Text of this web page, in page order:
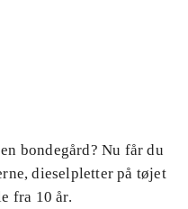
bondegård? Nu får du
dieselpletter på tøjet
fra 10 år.